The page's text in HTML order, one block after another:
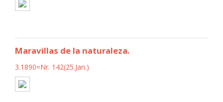
Maravillas de la naturaleza.
3.1890=Nr. 142(25.Jan.)